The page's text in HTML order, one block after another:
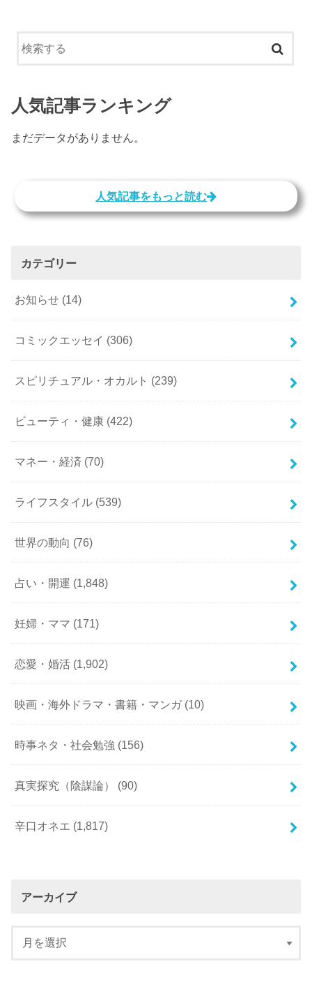
人気記事ランキング
まだデータがありません。
人気記事をもっと読む
カテゴリー
お知らせ (14)
コミックエッセイ (306)
スピリチュアル・オカルト (239)
ビューティ・健康 (422)
マネー・経済 (70)
ライフスタイル (539)
世界の動向 (76)
占い・開運 (1,848)
妊婦・ママ (171)
恋愛・婚活 (1,902)
映画・海外ドラマ・書籍・マンガ (10)
時事ネタ・社会勉強 (156)
真実探究（陰謀論） (90)
辛口オネエ (1,817)
アーカイブ